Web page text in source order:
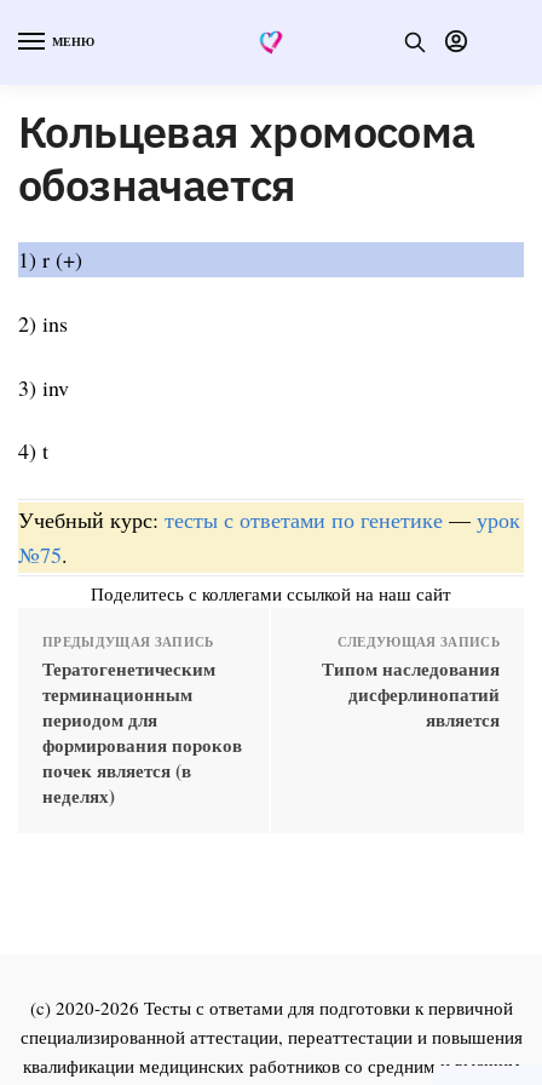
МЕНЮ
Кольцевая хромосома
обозначается
1) r (+)
2) ins
3) inv
4) t
Учебный курс: тесты с ответами по генетике — урок
№75.
Поделитесь с коллегами ссылкой на наш сайт
ПРЕДЫДУЩАЯ ЗАПИСЬ
Тератогенетическим
терминационным
периодом для
формирования пороков
почек является (в
неделях)
СЛЕДУЮЩАЯ ЗАПИСЬ
Типом наследования
дисферлинопатий
является
(c) 2020-2026 Тесты с ответами для подготовки к первичной
специализированной аттестации, переаттестации и повышения
квалификации медицинских работников со средним и высшим